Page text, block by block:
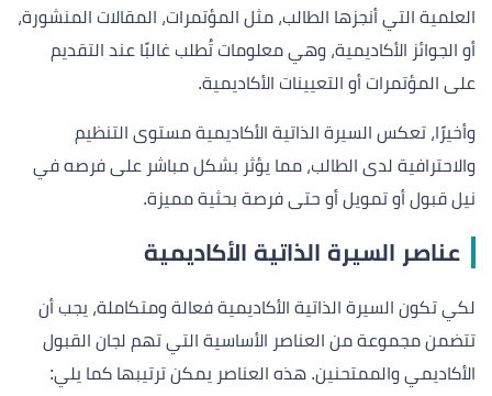
العلمية التي أنجزها الطالب، مثل المؤتمرات، المقالات المنشورة،
أو الجوائز الأكاديمية، وهي معلومات تُطلب غالبًا عند التقديم
على المؤتمرات أو التعيينات الأكاديمية.
وأخيرًا، تعكس السيرة الذاتية الأكاديمية مستوى التنظيم
والاحترافية لدى الطالب، مما يؤثر بشكل مباشر على فرصه في
نيل قبول أو تمويل أو حتى فرصة بحثية مميزة.
عناصر السيرة الذاتية الأكاديمية
لكي تكون السيرة الذاتية الأكاديمية فعالة ومتكاملة، يجب أن
تتضمن مجموعة من العناصر الأساسية التي تهم لجان القبول
الأكاديمي والممتحنين. هذه العناصر يمكن ترتيبها كما يلي: